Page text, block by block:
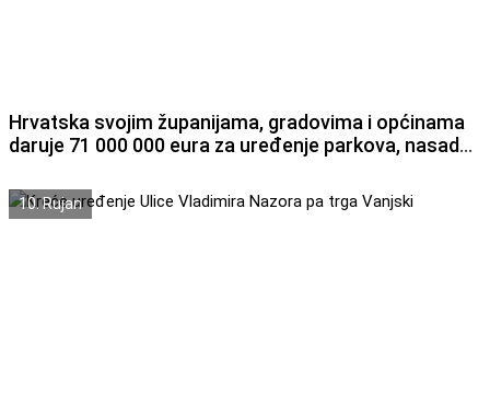
Hrvatska svojim županijama, gradovima i općinama
daruje 71 000 000 eura za uređenje parkova, nasada,
10. Rujan